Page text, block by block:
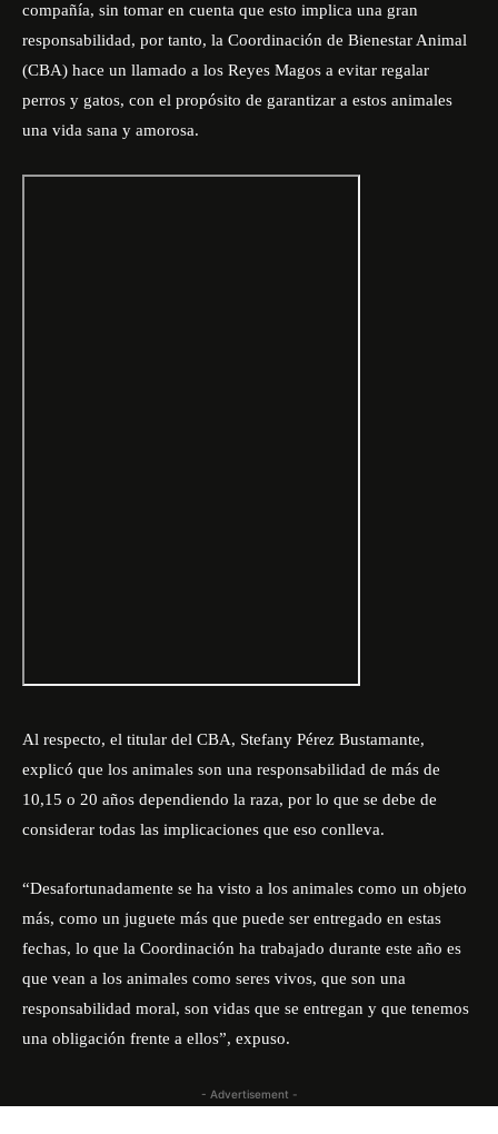
compañía, sin tomar en cuenta que esto implica una gran
responsabilidad, por tanto, la Coordinación de Bienestar Animal
(CBA) hace un llamado a los Reyes Magos a evitar regalar
perros y gatos, con el propósito de garantizar a estos animales
una vida sana y amorosa.
Al respecto, el titular del CBA, Stefany Pérez Bustamante,
explicó que los animales son una responsabilidad de más de
10,15 o 20 años dependiendo la raza, por lo que se debe de
considerar todas las implicaciones que eso conlleva.
“Desafortunadamente se ha visto a los animales como un objeto
más, como un juguete más que puede ser entregado en estas
fechas, lo que la Coordinación ha trabajado durante este año es
que vean a los animales como seres vivos, que son una
responsabilidad moral, son vidas que se entregan y que tenemos
una obligación frente a ellos”, expuso.
- Advertisement -